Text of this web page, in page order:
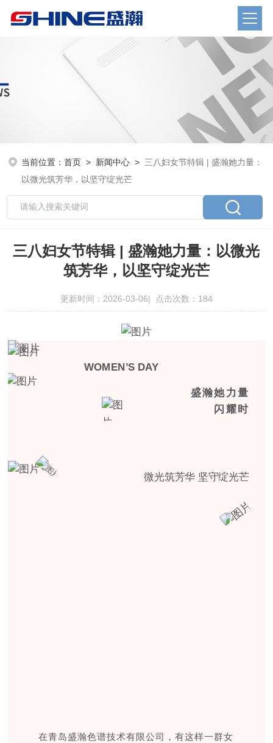
当前位置：首页 > 新闻中心 > 三八妇女节特辑 | 盛瀚她力量：
以微光筑芳华，以坚守绽光芒
三八妇女节特辑 | 盛瀚她力量：以微光
筑芳华，以坚守绽光芒
更新时间：2026-03-06| 点击次数：184
盛瀚她力量
闪耀时
WOMEN’S DAY
微光筑芳华 坚守绽光芒
在青岛盛瀚色谱技术有限公司，有这样一群女